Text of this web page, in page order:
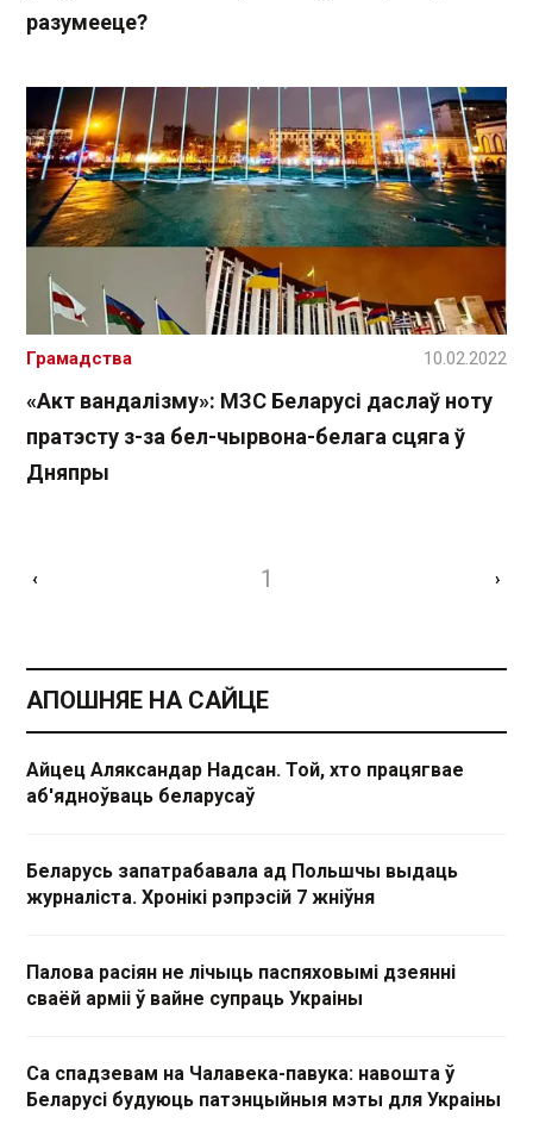
разумееце?
«Акт вандалізму»: МЗС Беларусі даслаў ноту
пратэсту з-за бел-чырвона-белага сцяга ў
Дняпры
Грамадства 10.02.2022
‹ 1 ›
АПОШНЯЕ НА САЙЦЕ
Айцец Аляксандар Надсан. Той, хто працягвае
аб'ядноўваць беларусаў
Беларусь запатрабавала ад Польшчы выдаць
журналіста. Хронікі рэпрэсій 7 жніўня
Палова расіян не лічыць паспяховымі дзеянні
сваёй арміі ў вайне супраць Украіны
Са спадзевам на Чалавека-павука: навошта ў
Беларусі будуюць патэнцыйныя мэты для Украіны